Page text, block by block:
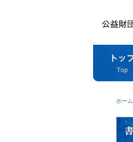
ホーム